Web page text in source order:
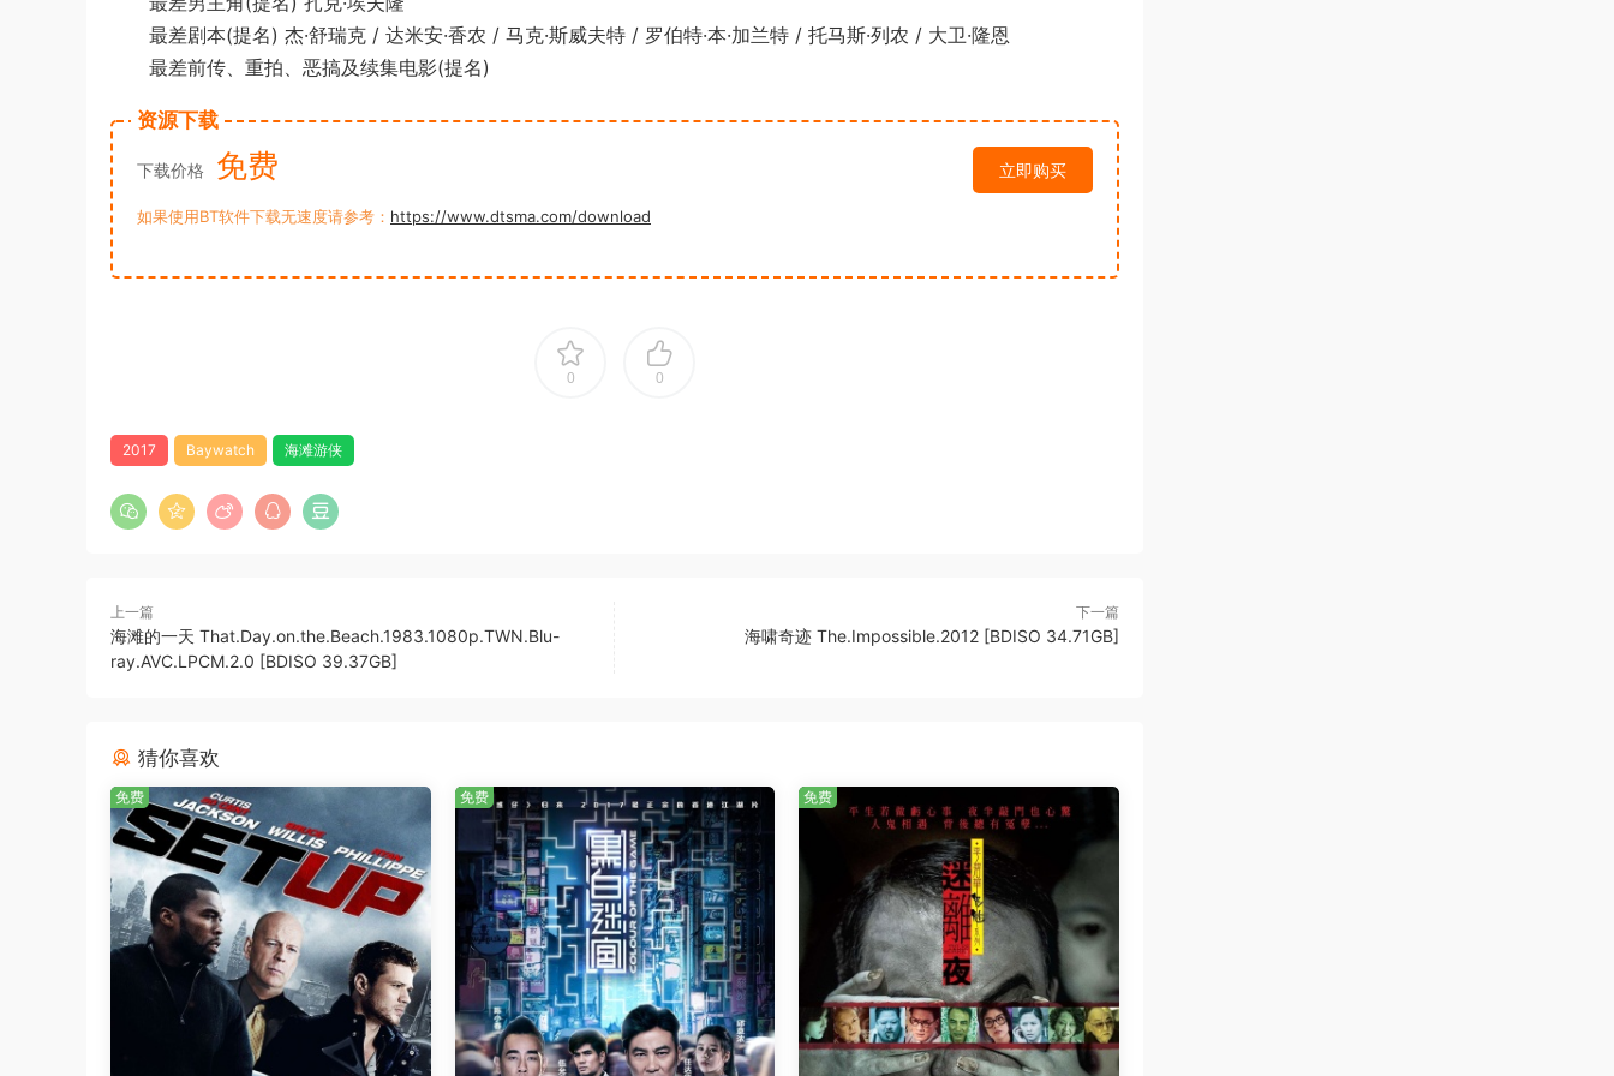
最差剧本(提名) 杰·舒瑞克 / 达米安·香农 / 马克·斯威夫特 / 罗伯特·本·加兰特 / 托马斯·列农 / 大卫·隆恩
最差前传、重拍、恶搞及续集电影(提名)
资源下载
下载价格 免费 立即购买
如果使用BT软件下载无速度请参考： https://www.dtsma.com/download
0 0
2017 Baywatch 海滩游侠
上一篇
海滩的一天 That.Day.on.the.Beach.1983.1080p.TWN.Blu-
ray.AVC.LPCM.2.0 [BDISO 39.37GB]
下一篇
海啸奇迹 The.Impossible.2012 [BDISO 34.71GB]
猜你喜欢
免费 免费 免费